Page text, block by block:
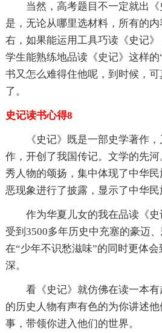
当然，高考题目不一定就出《
是，无论从哪里选材料，所有的
右，如果能运用工具巧读《史记
学生能熟练地品读《史记》这样
书又怎么难得住他呢，到时候，
了。
史记读书心得8
《史记》既是一部史学著作，
作，开创了我国传记。文学的先
秀人物的颂扬，集中体现了中华
恶现象进行了披露，显示了中华
作为华夏儿女的我在品读《史
受到3500多年历史中充塞的豪迈
在“少年不识愁滋味”的同时更体
深。
看《史记》就仿佛在读一本有
的历史人物有声有色的为你讲述
事，带领你进入他们的世界。